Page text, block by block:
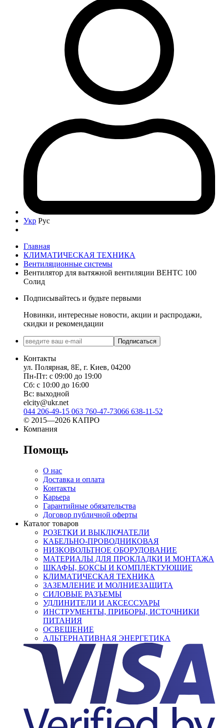
Укр Рус
Главная
КЛИМАТИЧЕСКАЯ ТЕХНИКА
Вентиляционные системы
Вентилятор для вытяжной вентиляции ВЕНТС 100
Солид
Подписывайтесь и будьте первыми
Новинки, интересные новости, акции и распродажи,
скидки и рекомендации
Подписаться
Контакты
ул. Полярная, 8Е, г. Киев, 04200
Пн-Пт: с 09:00 до 19:00
Сб: с 10:00 до 16:00
Вс: выходной
elcity@ukr.net
044 206-49-15 063 760-47-73066 638-11-52
© 2015—2026 КАПРО
Компания
Помощь
О нас
Доставка и оплата
Контакты
Карьера
Гарантийные обязательства
Договор публичной оферты
Каталог товаров
РОЗЕТКИ И ВЫКЛЮЧАТЕЛИ
КАБЕЛЬНО-ПРОВОДНИКОВАЯ
НИЗКОВОЛЬТНОЕ ОБОРУДОВАНИЕ
МАТЕРИАЛЫ ДЛЯ ПРОКЛАДКИ И МОНТАЖА
ШКАФЫ, БОКСЫ И КОМПЛЕКТУЮЩИЕ
КЛИМАТИЧЕСКАЯ ТЕХНИКА
ЗАЗЕМЛЕНИЕ И МОЛНИЕЗАЩИТА
СИЛОВЫЕ РАЗЪЕМЫ
УДЛИНИТЕЛИ И АКСЕССУАРЫ
ИНСТРУМЕНТЫ, ПРИБОРЫ, ИСТОЧНИКИ
ПИТАНИЯ
ОСВЕЩЕНИЕ
АЛЬТЕРНАТИВНАЯ ЭНЕРГЕТИКА